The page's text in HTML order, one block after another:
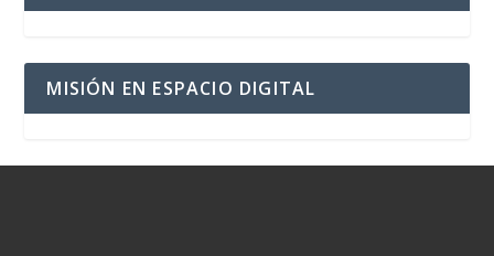
MISIÓN EN ESPACIO DIGITAL